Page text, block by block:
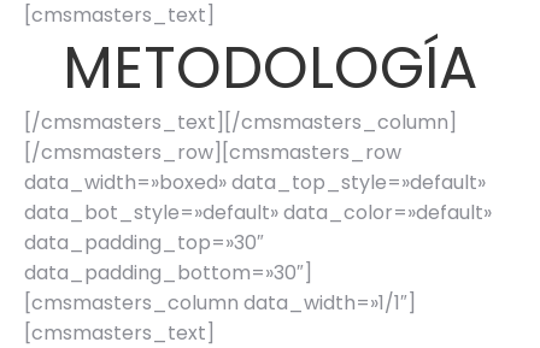
[cmsmasters_text]
METODOLOGÍA
[/cmsmasters_text][/cmsmasters_column]
[/cmsmasters_row][cmsmasters_row
data_width=»boxed» data_top_style=»default»
data_bot_style=»default» data_color=»default»
data_padding_top=»30″
data_padding_bottom=»30″]
[cmsmasters_column data_width=»1/1″]
[cmsmasters_text]